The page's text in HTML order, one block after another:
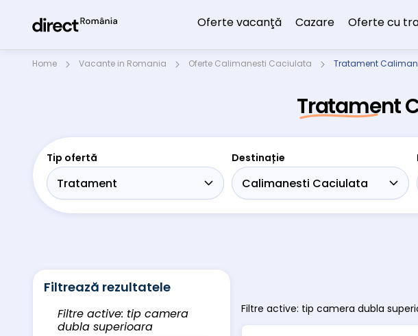
Oferte vacanţă Cazare Oferte cu
Home Vacante in Romania Oferte Calimanesti Caciulata Tratament
Tratament
Tip ofertă Destinație
Filtrează rezultatele
Filtre active: tip camera
dubla superioara
Filtre active: tip camera dubla